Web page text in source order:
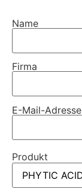
Name
Firma
E-Mail-Adresse
Produkt